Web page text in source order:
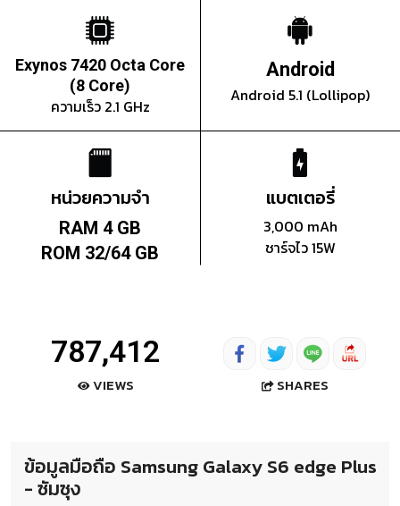
Exynos 7420 Octa Core
(8 Core)
ความเร็ว 2.1 GHz
Android
Android 5.1 (Lollipop)
หน่วยความจำ
RAM 4 GB
ROM 32/64 GB
แบตเตอรี่
3,000 mAh
ชาร์จไว 15W
787,412
VIEWS SHARES
ข้อมูลมือถือ Samsung Galaxy S6 edge Plus
- ซัมซุง